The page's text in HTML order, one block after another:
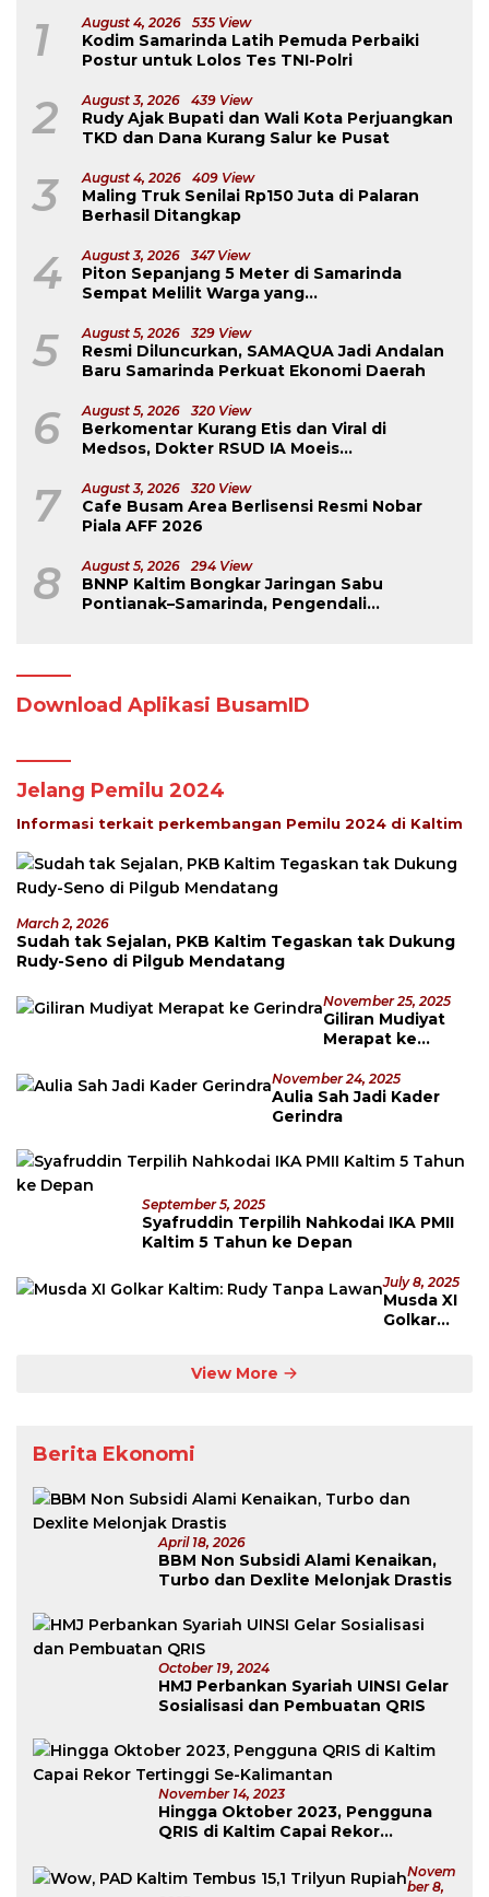
1 August 4, 2026 535 View
Kodim Samarinda Latih Pemuda Perbaiki
Postur untuk Lolos Tes TNI-Polri
2 August 3, 2026 439 View
Rudy Ajak Bupati dan Wali Kota Perjuangkan
TKD dan Dana Kurang Salur ke Pusat
3 August 4, 2026 409 View
Maling Truk Senilai Rp150 Juta di Palaran
Berhasil Ditangkap
4 August 3, 2026 347 View
Piton Sepanjang 5 Meter di Samarinda
Sempat Melilit Warga yang
5 August 5, 2026 329 View
Resmi Diluncurkan, SAMAQUA Jadi Andalan
Baru Samarinda Perkuat Ekonomi Daerah
6 August 5, 2026 320 View
Berkomentar Kurang Etis dan Viral di
Medsos, Dokter RSUD IA Moeis
7 August 3, 2026 320 View
Cafe Busam Area Berlisensi Resmi Nobar
Piala AFF 2026
8 August 5, 2026 294 View
BNNP Kaltim Bongkar Jaringan Sabu
Pontianak–Samarinda, Pengendali
Download Aplikasi BusamID
Jelang Pemilu 2024
Informasi terkait perkembangan Pemilu 2024 di Kaltim
March 2, 2026
Sudah tak Sejalan, PKB Kaltim Tegaskan tak Dukung
Rudy-Seno di Pilgub Mendatang
November 25, 2025
Giliran Mudiyat
Merapat ke
November 24, 2025
Aulia Sah Jadi Kader
Gerindra
September 5, 2025
Syafruddin Terpilih Nahkodai IKA PMII
Kaltim 5 Tahun ke Depan
July 8, 2025
Musda XI
Golkar
View More
Berita Ekonomi
April 18, 2026
BBM Non Subsidi Alami Kenaikan,
Turbo dan Dexlite Melonjak Drastis
October 19, 2024
HMJ Perbankan Syariah UINSI Gelar
Sosialisasi dan Pembuatan QRIS
November 14, 2023
Hingga Oktober 2023, Pengguna
QRIS di Kaltim Capai Rekor
Novem
Ber 8,